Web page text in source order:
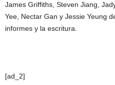
James Griffiths, Steven Jiang,
Yee, Nectar Gan y Jessie Yeung
informes y la escritura.
[ad_2]